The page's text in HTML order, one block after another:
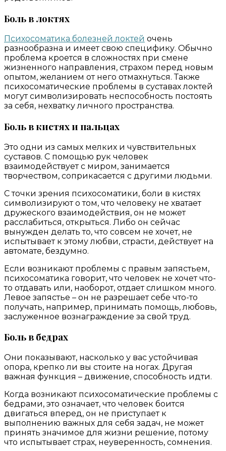
Боль в локтях
Психосоматика болезней локтей очень
разнообразна и имеет свою специфику. Обычно
проблема кроется в сложностях при смене
жизненного направления, страхом перед новым
опытом, желанием от него отмахнуться. Также
психосоматические проблемы в суставах локтей
могут символизировать неспособность постоять
за себя, нехватку личного пространства.
Боль в кистях и пальцах
Это одни из самых мелких и чувствительных
суставов. С помощью рук человек
взаимодействует с миром, занимается
творчеством, соприкасается с другими людьми.
С точки зрения психосоматики, боли в кистях
символизируют о том, что человеку не хватает
дружеского взаимодействия, он не может
расслабиться, открыться. Либо он сейчас
вынужден делать то, что совсем не хочет, не
испытывает к этому любви, страсти, действует на
автомате, бездумно.
Если возникают проблемы с правым запястьем,
психосоматика говорит, что человек не хочет что-
то отдавать или, наоборот, отдает слишком много.
Левое запястье – он не разрешает себе что-то
получать, например, принимать помощь, любовь,
заслуженное вознаграждение за свой труд.
Боль в бедрах
Они показывают, насколько у вас устойчивая
опора, крепко ли вы стоите на ногах. Другая
важная функция – движение, способность идти.
Когда возникают психосоматические проблемы с
бедрами, это означает, что человек боится
двигаться вперед, он не приступает к
выполнению важных для себя задач, не может
принять значимое для жизни решение, потому
что испытывает страх, неуверенность, сомнения.